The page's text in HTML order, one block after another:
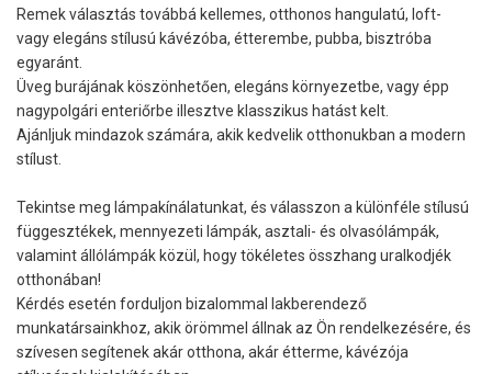
Remek választás továbbá kellemes, otthonos hangulatú, loft-
vagy elegáns stílusú kávézóba, étterembe, pubba, bisztróba
egyaránt.
Üveg burájának köszönhetően, elegáns környezetbe, vagy épp
nagypolgári enteriőrbe illesztve klasszikus hatást kelt.
Ajánljuk mindazok számára, akik kedvelik otthonukban a modern
stílust.
Tekintse meg lámpakínálatunkat, és válasszon a különféle stílusú
függesztékek, mennyezeti lámpák, asztali- és olvasólámpák,
valamint állólámpák közül, hogy tökéletes összhang uralkodjék
otthonában!
Kérdés esetén forduljon bizalommal lakberendező
munkatársainkhoz, akik örömmel állnak az Ön rendelkezésére, és
szívesen segítenek akár otthona, akár étterme, kávézója